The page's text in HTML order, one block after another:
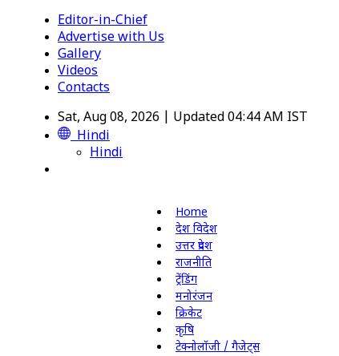
Editor-in-Chief
Advertise with Us
Gallery
Videos
Contacts
Sat, Aug 08, 2026 | Updated 04:44 AM IST
Hindi
Hindi
Home
देश विदेश
उत्तर प्रदेश
राजनीति
ट्रेंडिंग
मनोरंजन
क्रिकेट
कृषि
टेक्नोलॉजी / गैजेट्स